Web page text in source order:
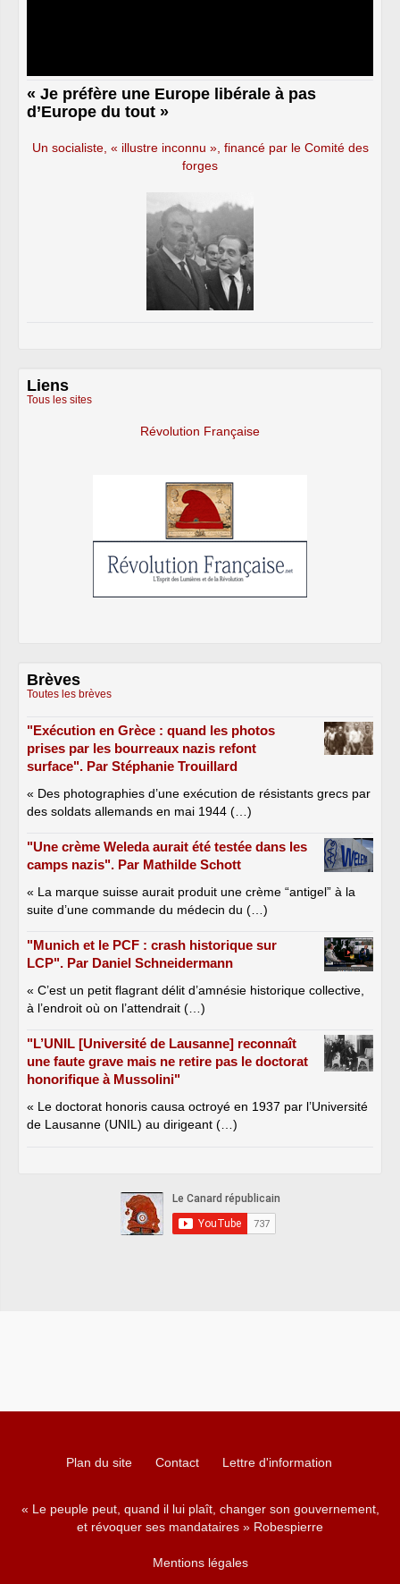
« Je préfère une Europe libérale à pas
d’Europe du tout »
Un socialiste, « illustre inconnu », financé par le Comité des
forges
Liens
Tous les sites
Révolution Française
Brèves
Toutes les brèves
"Exécution en Grèce : quand les photos
prises par les bourreaux nazis refont
surface". Par Stéphanie Trouillard
« Des photographies d’une exécution de résistants grecs par
des soldats allemands en mai 1944 (…)
"Une crème Weleda aurait été testée dans les
camps nazis". Par Mathilde Schott
« La marque suisse aurait produit une crème “antigel” à la
suite d’une commande du médecin du (…)
"Munich et le PCF : crash historique sur
LCP". Par Daniel Schneidermann
« C’est un petit flagrant délit d’amnésie historique collective,
à l’endroit où on l’attendrait (…)
"L’UNIL [Université de Lausanne] reconnaît
une faute grave mais ne retire pas le doctorat
honorifique à Mussolini"
« Le doctorat honoris causa octroyé en 1937 par l’Université
de Lausanne (UNIL) au dirigeant (…)
Plan du site Contact Lettre d'information
« Le peuple peut, quand il lui plaît, changer son gouvernement,
et révoquer ses mandataires » Robespierre
Mentions légales